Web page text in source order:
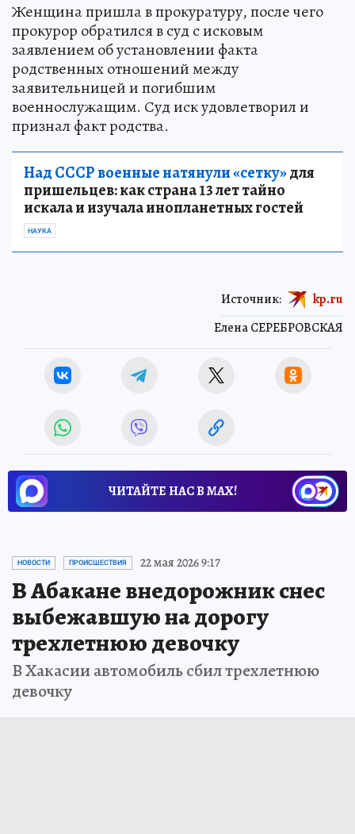
Женщина пришла в прокуратуру, после чего
прокурор обратился в суд с исковым
заявлением об установлении факта
родственных отношений между
заявительницей и погибшим
военнослужащим. Суд иск удовлетворил и
признал факт родства.
Над СССР военные натянули «сетку»для
пришельцев: как страна 13 лет тайно
искала и изучала инопланетных гостей
НАУКА
Елена СЕРЕБРОВСКАЯ
Источник: kp.ru
ЧИТАЙТЕ НАС В МАХ!
НОВОСТИ ПРОИСШЕСТВИЯ 22 мая 2026 9:17
В Абакане внедорожник снес
выбежавшую на дорогу
трехлетнюю девочку
В Хакасии автомобиль сбил трехлетнюю
девочку